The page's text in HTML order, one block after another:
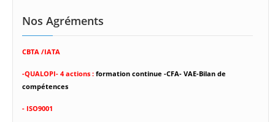
Nos Agréments
CBTA /IATA
-QUALOPI- 4 actions : formation continue -CFA- VAE-Bilan de
compétences
- ISO9001